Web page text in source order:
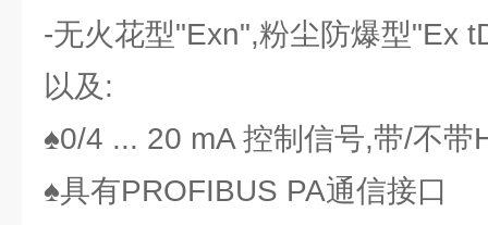
-无火花型"Exn",粉尘防爆型"Ex
以及:
♠0/4 ... 20 mA 控制信号,带/不带
♠具有PROFIBUS PA通信接口